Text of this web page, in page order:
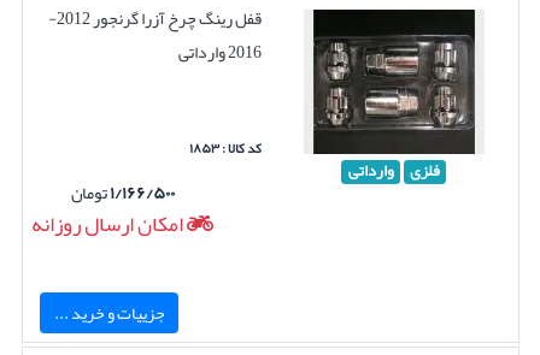
فلزی وارداتی
قفل رینگ چرخ آزرا گرنجور 2012-
2016 وارداتی
کد کالا : ۱۸۵۳
۱/۱۶۶/۵۰۰تومان
امکان ارسال روزانه
جزییات و خرید ...